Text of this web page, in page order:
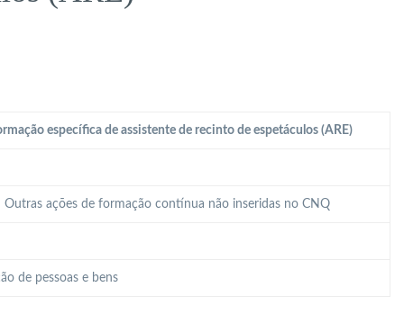
específica de assistente de recinto de espetáculos (ARE)
Outras ações de formação contínua não inseridas no CNQ
de pessoas e bens